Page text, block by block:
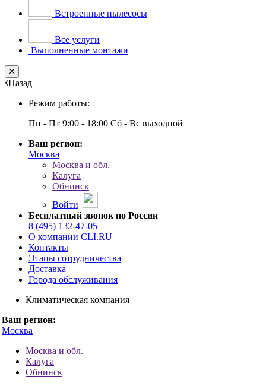
Встроенные пылесосы
Все услуги
Выполненные монтажи
Close
Назад
Режим работы:
Пн - Пт 9:00 - 18:00 Сб - Вс выходной
Ваш регион:
Москва
Москва и обл.
Калуга
Обнинск
Войти
Бесплатный звонок по России
8 (495) 132-47-05
О компании CLI.RU
Контакты
Этапы сотрудничества
Доставка
Города обслуживания
Климатическая компания
Ваш регион:
Москва
Москва и обл.
Калуга
Обнинск